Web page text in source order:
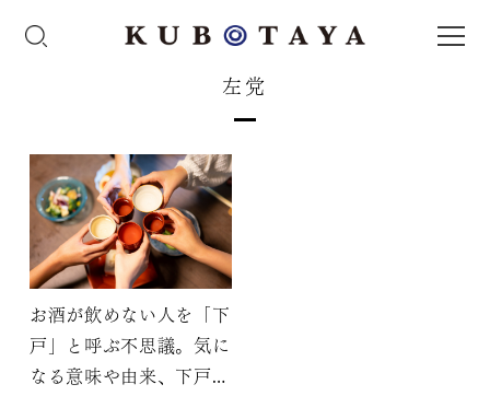
左党
お酒が飲めない人を「下
戸」と呼ぶ不思議。気に
なる意味や由来、下戸で